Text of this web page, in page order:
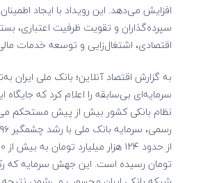
افزایش می‌دهد. این رویداد با ایجاد
سپرده‌گذاران و تقویت ظرفیت اعتباری،
اقتصادی، اشتغال‌زایی و توسعه خدمات
به گزارش اقتصاد آنلاین؛ بانک ملی ایران
سرمایه‌ای بی‌سابقه را اعلام کرد که جایگاه
نظام بانکی کشور بیش از پیش مستحکم
تومان رسیده است. این جهش سرمایه که